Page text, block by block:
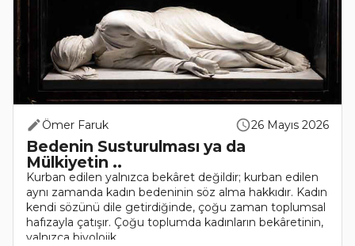
Ömer Faruk 26 Mayıs 2026
Bedenin Susturulması ya da
Mülkiyetin ..
Kurban edilen yalnızca bekâret değildir; kurban edilen
aynı zamanda kadın bedeninin söz alma hakkıdır. Kadın
kendi sözünü dile getirdiğinde, çoğu zaman toplumsal
hafızayla çatışır. Çoğu toplumda kadınların bekâretinin,
yalnızca biyolojik..